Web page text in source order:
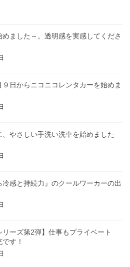
めました～。透明感を実感してくださ
９日からニコニコレンタカーを始めま
やさしい手洗い洗車を始めました
冷感と持続力』のクールワーカーの出
リーズ第2弾】仕事もプライベート
す！